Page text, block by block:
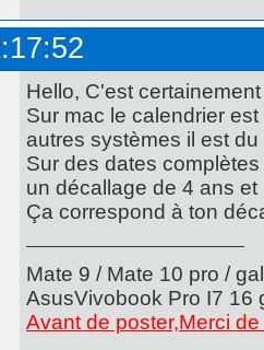
Hello, C'est
Sur mac le calendrier
autres systèmes il est
Sur des dates
un décallage de 4 ans et
Ça correspond à ton
Mate 9 / Mate 10 pro /
AsusVivobook Pro I7 16
Avant de poster,Merci